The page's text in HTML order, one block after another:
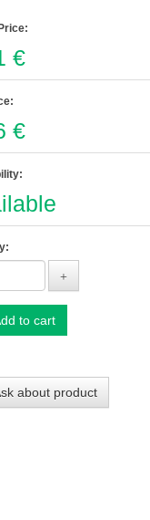
€
€
to cart
about product